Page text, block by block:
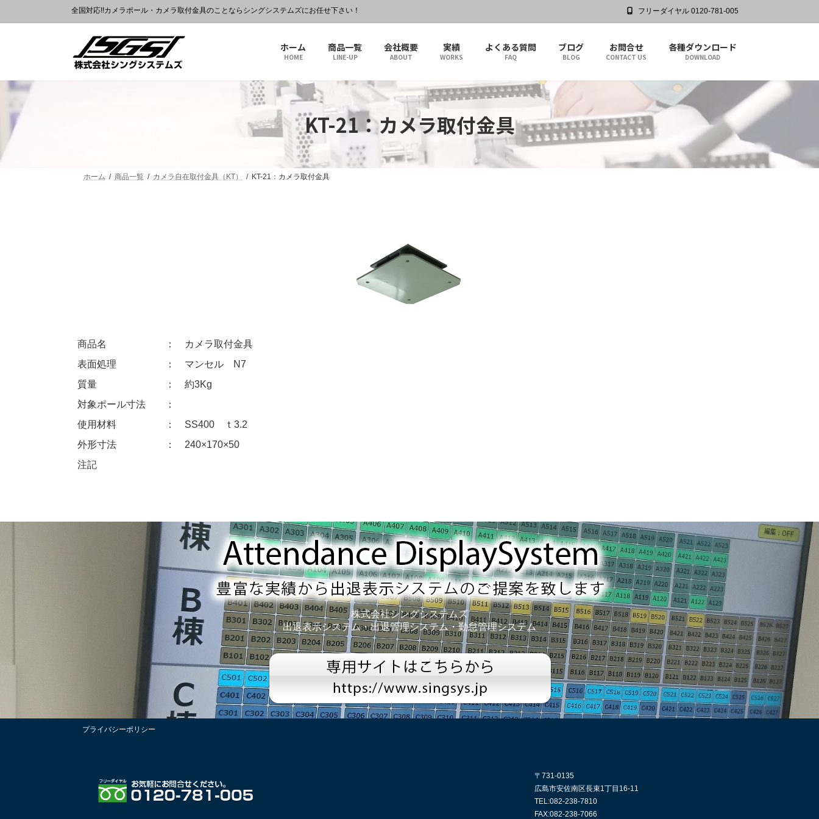
全国対応!!カメラポール・カメラ取付金具のことならシングシステムズにお任せ下さい！ フリーダイヤル 0120-781-005
ホーム
HOME
商品一覧
LINE-UP
会社概要
ABOUT
実績
WORKS
よくある質問
FAQ
ブログ
BLOG
お問合せ
CONTACT US
各種ダウンロード
DOWNLOAD
KT-21：カメラ取付金具
ホーム 商品一覧 カメラ自在取付金具（KT） KT-21：カメラ取付金具
商品名 ： カメラ取付金具
表面処理 ： マンセル N7
質量 ： 約3Kg
対象ポール寸法 ：
使用材料 ： SS400 ｔ3.2
外形寸法 ： 240×170×50
注記
株式会社シングシステムズ
出退表示システム・出退管理システム・勤怠管理システム
プライバシーポリシー
〒731-0135
広島市安佐南区長束1丁目16-11
TEL:082-238-7810
FAX:082-238-7066